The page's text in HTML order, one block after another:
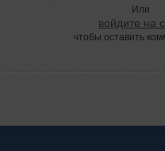
Или
войдите на
чтобы оставить